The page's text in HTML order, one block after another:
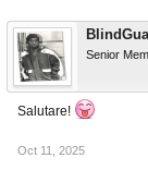
Senior
Salutare!
Oct 11, 2025